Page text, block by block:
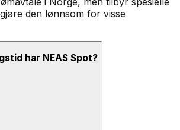
den lønnsom for visse
har NEAS Spot?